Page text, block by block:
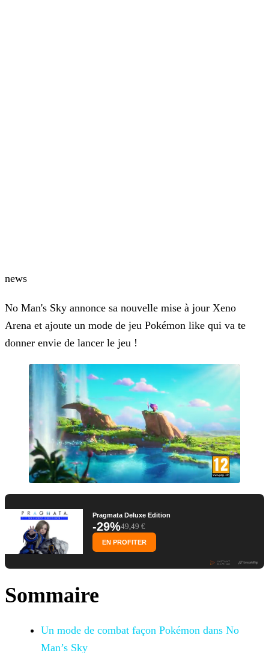
news
No Man's Sky annonce sa nouvelle mise à jour Xeno
Arena et ajoute un mode de jeu Pokémon like qui va te
donner envie de lancer le jeu !
Pragmata Deluxe Edition
-29%49,49 €
EN PROFITER
Sommaire
Un mode de combat façon Pokémon dans No
Man’s Sky